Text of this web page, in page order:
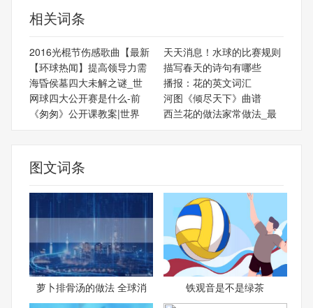
相关词条
2016光棍节伤感歌曲【最新
天天消息！水球的比赛规则
【环球热闻】提高领导力需
描写春天的诗句有哪些
海昏侯墓四大未解之谜_世
播报：花的英文词汇
网球四大公开赛是什么-前
河图《倾尽天下》曲谱
《匆匆》公开课教案|世界
西兰花的做法家常做法_最
图文词条
萝卜排骨汤的做法 全球消 铁观音是不是绿茶